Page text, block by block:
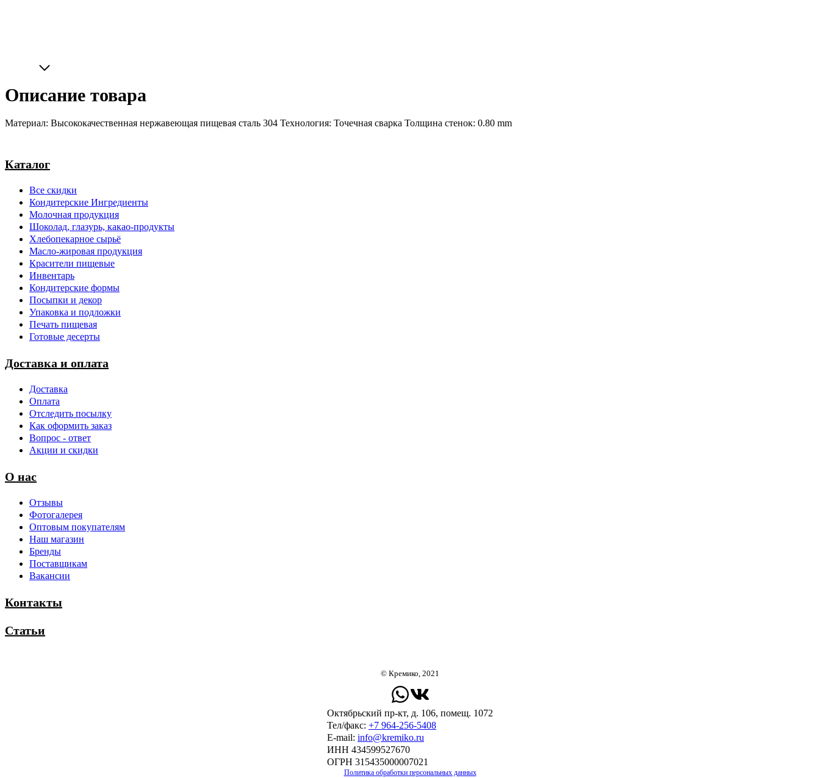
Описание товара
Материал: Высококачественная нержавеющая пищевая сталь 304 Технология: Точечная сварка Толщина стенок: 0.80 mm
Каталог
Все скидки
Кондитерские Ингредиенты
Молочная продукция
Шоколад, глазурь, какао-продукты
Хлебопекарное сырьё
Масло-жировая продукция
Красители пищевые
Инвентарь
Кондитерские формы
Посыпки и декор
Упаковка и подложки
Печать пищевая
Готовые десерты
Доставка и оплата
Доставка
Оплата
Отследить посылку
Как оформить заказ
Вопрос - ответ
Акции и скидки
О нас
Отзывы
Фотогалерея
Оптовым покупателям
Наш магазин
Бренды
Поставщикам
Вакансии
Контакты
Статьи
© Кремико, 2021
Октябрьский пр-кт, д. 106, помещ. 1072
Тел/факс: +7 964-256-5408
Е-mail: info@kremiko.ru
ИНН 434599527670
ОГРН 315435000007021
Политика обработки персональных данных